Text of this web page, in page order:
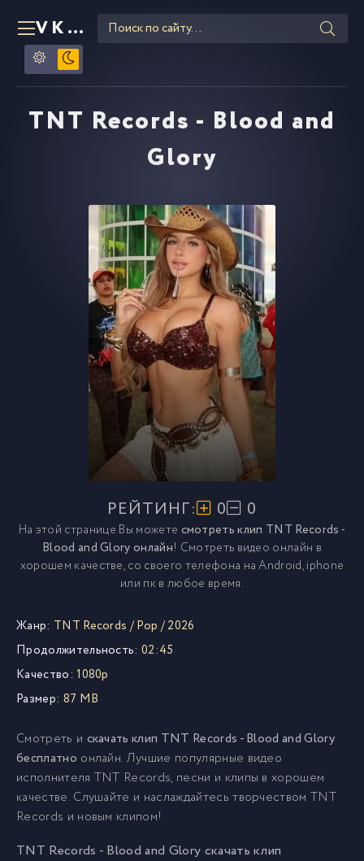
VKLIPE RU
TNT Records - Blood and
Glory
РЕЙТИНГ: 0 0
На этой странице Вы можете смотреть клип TNT Records -
Blood and Glory онлайн! Смотреть видео онлайн в
хорошем качестве, со своего телефона на Android, iphone
или пк в любое время.
Жанр: TNT Records /Pop /2026
Продолжительность: 02:45
Качество: 1080p
Размер: 87 MB
Смотреть и скачать клип TNT Records - Blood and Glory
бесплатно онлайн. Лучшие популярные видео
исполнителя TNT Records, песни и клипы в хорошем
качестве. Слушайте и наслаждайтесь творчеством TNT
Records и новым клипом!
TNT Records - Blood and Glory скачать клип